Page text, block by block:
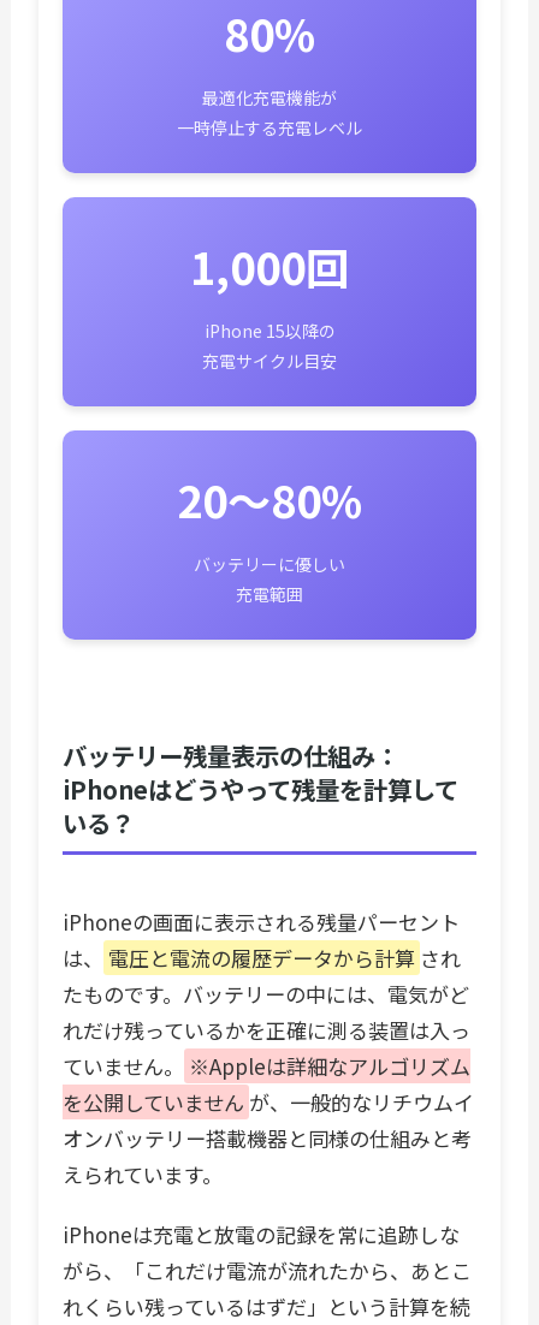
80%
最適化充電機能が
一時停止する充電レベル
1,000回
iPhone 15以降の
充電サイクル目安
20〜80%
バッテリーに優しい
充電範囲
バッテリー残量表示の仕組み：
iPhoneはどうやって残量を計算して
いる？
iPhoneの画面に表示される残量パーセント
は、
電圧と電流の履歴データから計算 され
たものです。バッテリーの中には、電気がど
れだけ残っているかを正確に測る装置は入っ
ていません。
※Appleは詳細なアルゴリズム
を公開していません が、一般的なリチウムイ
オンバッテリー搭載機器と同様の仕組みと考
えられています。
iPhoneは充電と放電の記録を常に追跡しな
がら、「これだけ電流が流れたから、あとこ
れくらい残っているはずだ」という計算を続